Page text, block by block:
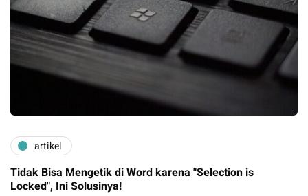
artikel
Tidak Bisa Mengetik di Word karena "Selection is
Locked", Ini Solusinya!